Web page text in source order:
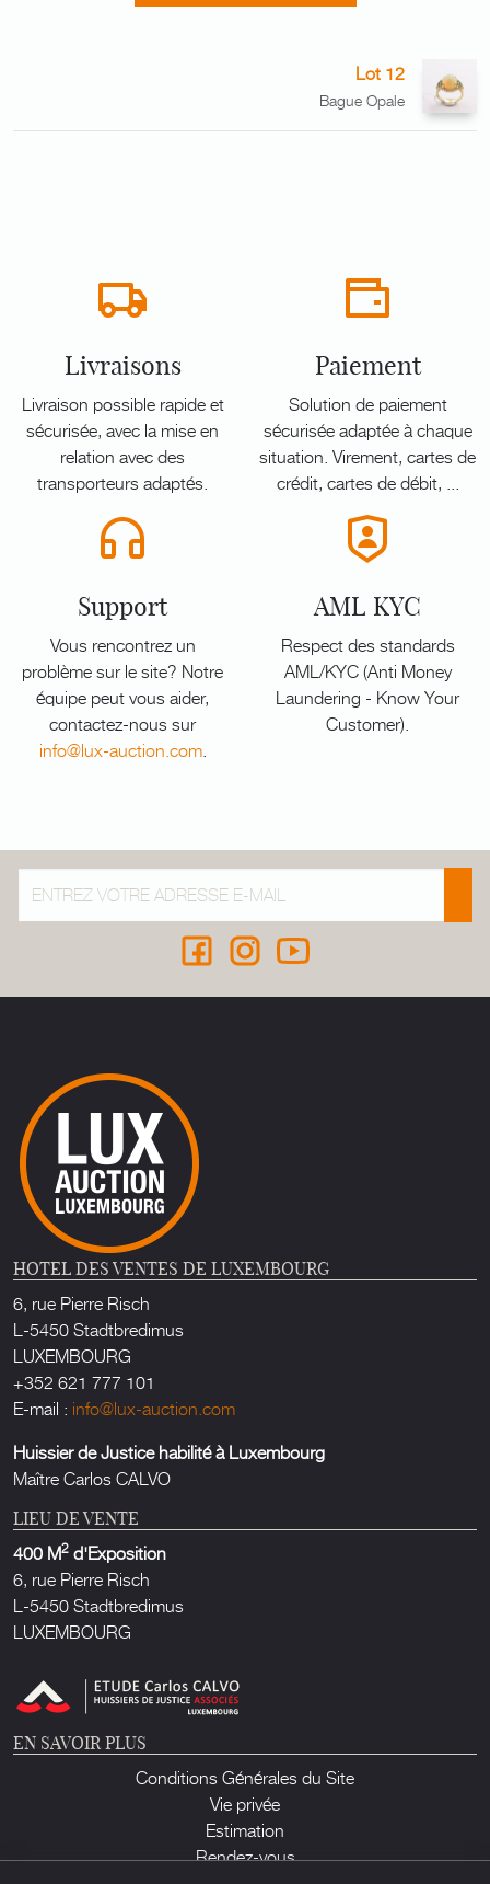
Lot 12
Bague Opale
Livraisons
Livraison possible rapide et
sécurisée, avec la mise en
relation avec des
transporteurs adaptés.
Paiement
Solution de paiement
sécurisée adaptée à chaque
situation. Virement, cartes de
crédit, cartes de débit, ...
Support
Vous rencontrez un
problème sur le site? Notre
équipe peut vous aider,
contactez-nous sur
info@lux-auction.com.
AML KYC
Respect des standards
AML/KYC (Anti Money
Laundering - Know Your
Customer).
HOTEL DES VENTES DE LUXEMBOURG
6, rue Pierre Risch
L-5450 Stadtbredimus
LUXEMBOURG
+352 621 777 101
E-mail : info@lux-auction.com
Huissier de Justice habilité à Luxembourg
Maître Carlos CALVO
LIEU DE VENTE
400 M2 d'Exposition
6, rue Pierre Risch
L-5450 Stadtbredimus
LUXEMBOURG
EN SAVOIR PLUS
Conditions Générales du Site
Vie privée
Estimation
Rendez-vous